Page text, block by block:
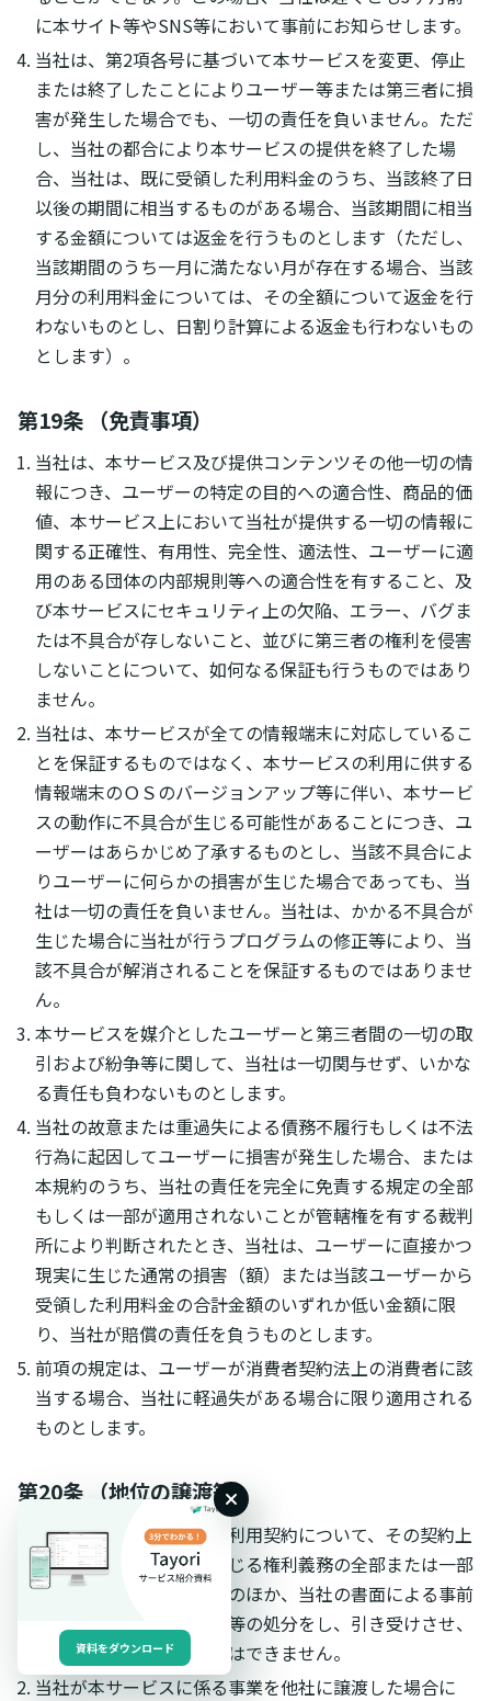
に本サイト等やSNS等において事前にお知らせします。
当社は、第2項各号に基づいて本サービスを変更、停止
または終了したことによりユーザー等または第三者に損
害が発生した場合でも、一切の責任を負いません。ただ
し、当社の都合により本サービスの提供を終了した場
合、当社は、既に受領した利用料金のうち、当該終了日
以後の期間に相当するものがある場合、当該期間に相当
する金額については返金を行うものとします（ただし、
当該期間のうち一月に満たない月が存在する場合、当該
月分の利用料金については、その全額について返金を行
わないものとし、日割り計算による返金も行わないもの
とします）。
第19条 （免責事項）
当社は、本サービス及び提供コンテンツその他一切の情
報につき、ユーザーの特定の目的への適合性、商品的価
値、本サービス上において当社が提供する一切の情報に
関する正確性、有用性、完全性、適法性、ユーザーに適
用のある団体の内部規則等への適合性を有すること、及
び本サービスにセキュリティ上の欠陥、エラー、バグま
たは不具合が存しないこと、並びに第三者の権利を侵害
しないことについて、如何なる保証も行うものではあり
ません。
当社は、本サービスが全ての情報端末に対応しているこ
とを保証するものではなく、本サービスの利用に供する
情報端末のＯＳのバージョンアップ等に伴い、本サービ
スの動作に不具合が生じる可能性があることにつき、ユ
ーザーはあらかじめ了承するものとし、当該不具合によ
りユーザーに何らかの損害が生じた場合であっても、当
社は一切の責任を負いません。当社は、かかる不具合が
生じた場合に当社が行うプログラムの修正等により、当
該不具合が解消されることを保証するものではありませ
ん。
本サービスを媒介としたユーザーと第三者間の一切の取
引および紛争等に関して、当社は一切関与せず、いかな
る責任も負わないものとします。
当社の故意または重過失による債務不履行もしくは不法
行為に起因してユーザーに損害が発生した場合、または
本規約のうち、当社の責任を完全に免責する規定の全部
もしくは一部が適用されないことが管轄権を有する裁判
所により判断されたとき、当社は、ユーザーに直接かつ
現実に生じた通常の損害（額）または当該ユーザーから
受領した利用料金の合計金額のいずれか低い金額に限
り、当社が賠償の責任を負うものとします。
前項の規定は、ユーザーが消費者契約法上の消費者に該
当する場合、当社に軽過失がある場合に限り適用される
ものとします。
第20条 （地位の譲渡等）
ユーザーは、本サービス利用契約について、その契約上
の地位及びこれにより生じる権利義務の全部または一部
を、本規約で定める場合のほか、当社の書面による事前
の承諾なく第三者に譲渡等の処分をし、引き受けさせ、
または担保に供することはできません。
当社が本サービスに係る事業を他社に譲渡した場合に
資料をダウンロード